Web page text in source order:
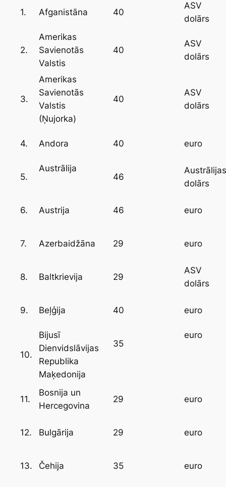
1. Afganistāna 40
ASV
dolārs
2.
Amerikas
Savienotās
Valstis
40
ASV
dolārs
3.
Amerikas
Savienotās
Valstis
(Ņujorka)
40
ASV
dolārs
4. Andora 40 euro
5.
Austrālija
46
Austrālijas
dolārs
6. Austrija 46 euro
7. Azerbaidžāna 29 euro
8. Baltkrievija 29
ASV
dolārs
9. Beļģija 40 euro
10.
Bijusī
Dienvidslāvijas
Republika
Maķedonija
35
euro
11.
Bosnija un
Hercegovina
29 euro
12. Bulgārija 29 euro
13. Čehija 35 euro